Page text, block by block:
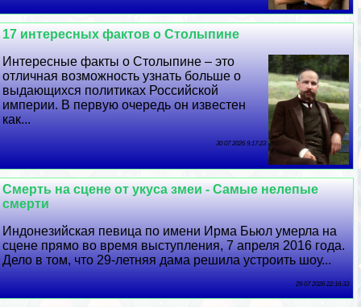
17 интересных фактов о Столыпине
Интересные факты о Столыпине – это
отличная возможность узнать больше о
выдающихся политиках Российской
империи. В первую очередь он известен
как...
30 07 2026 9:17:23
Cмepть на сцене от укуса змеи - Самые нелепые
cмepти
Индонезийская певица по имени Ирма Бьюл умерла на
сцене прямо во время выступления, 7 апреля 2016 года.
Дело в том, что 29-летняя дама решила устроить шоу...
29 07 2026 22:16:33